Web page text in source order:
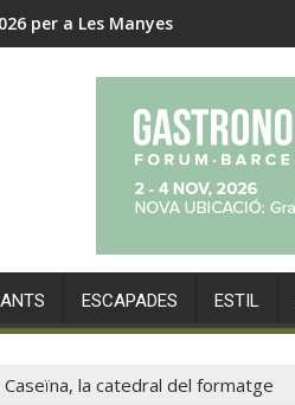
hoteleria boutique
ESCAPADES ESTIL
Caseïna, la catedral del formatge